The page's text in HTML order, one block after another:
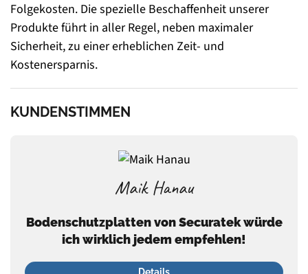
Folgekosten. Die spezielle Beschaffenheit unserer
Produkte führt in aller Regel, neben maximaler
Sicherheit, zu einer erheblichen Zeit- und
Kostenersparnis.
KUNDENSTIMMEN
Maik Hanau
Bodenschutzplatten von Securatek würde
ich wirklich jedem empfehlen!